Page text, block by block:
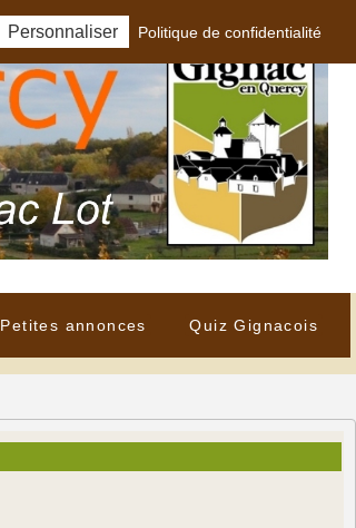
Petites annonces Quiz Gignacois
Personnaliser Politique de confidentialité